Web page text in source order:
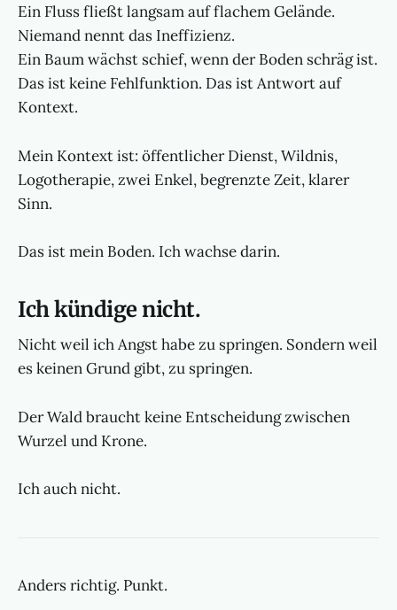
Ein Fluss fließt langsam auf flachem Gelände.
Niemand nennt das Ineffizienz.
Ein Baum wächst schief, wenn der Boden schräg ist.
Das ist keine Fehlfunktion. Das ist Antwort auf
Kontext.
Mein Kontext ist: öffentlicher Dienst, Wildnis,
Logotherapie, zwei Enkel, begrenzte Zeit, klarer
Sinn.
Das ist mein Boden. Ich wachse darin.
Ich kündige nicht.
Nicht weil ich Angst habe zu springen. Sondern weil
es keinen Grund gibt, zu springen.
Der Wald braucht keine Entscheidung zwischen
Wurzel und Krone.
Ich auch nicht.
Anders richtig. Punkt.